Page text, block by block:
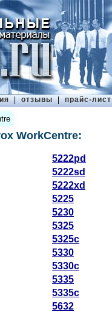
| отзывы | прайс-лист
WorkCentre:
5222pd
5222sd
5222xd
5225
5230
5325
5325c
5330
5330c
5335
5335c
5632